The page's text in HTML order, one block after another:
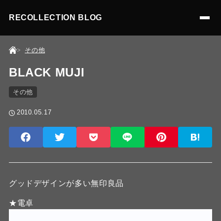
RECOLLECTION BLOG
その他
BLACK MUJI
その他
2010.05.17
グッドデザインが多い無印良品
★電卓